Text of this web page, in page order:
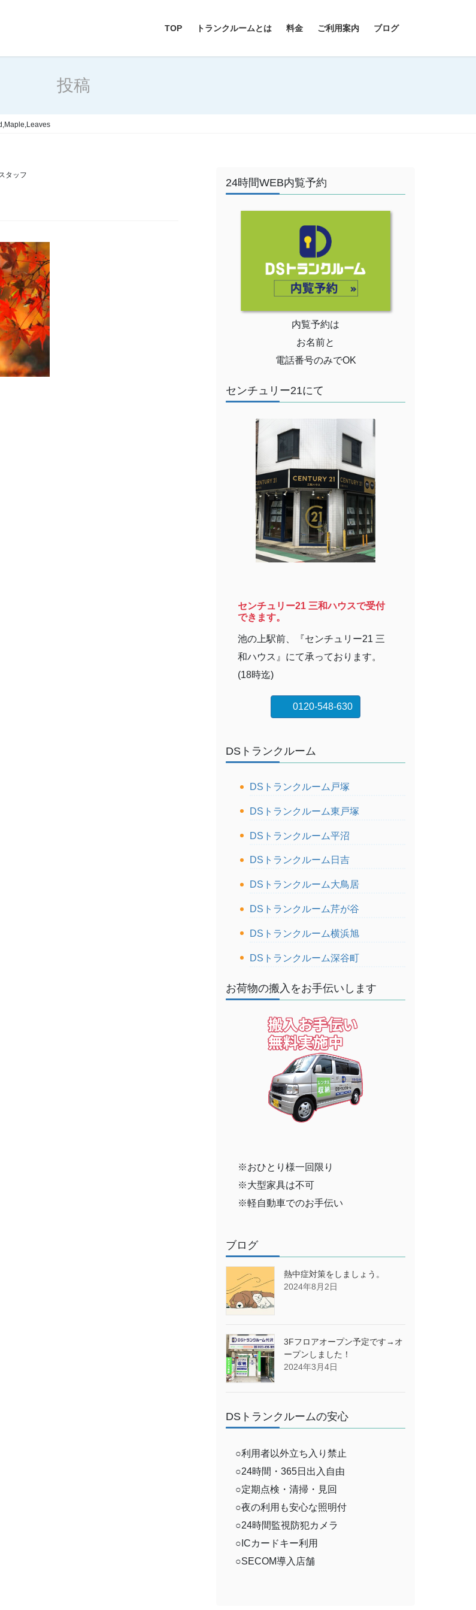
TOP トランクルームとは 料金 ご利用案内 ブログ
投稿
タッフ
24時間WEB内覧予約
内覧予約は
お名前と
電話番号のみでOK
センチュリー21にて
センチュリー21 三和ハウスで受付
できます。
池の上駅前、『センチュリー21 三
和ハウス』にて承っております。
(18時迄)
0120-548-630
DSトランクルーム
DSトランクルーム戸塚
DSトランクルーム東戸塚
DSトランクルーム平沼
DSトランクルーム日吉
DSトランクルーム大鳥居
DSトランクルーム芹が谷
DSトランクルーム横浜旭
DSトランクルーム深谷町
お荷物の搬入をお手伝いします
※おひとり様一回限り
※大型家具は不可
※軽自動車でのお手伝い
ブログ
熱中症対策をしましょう。
2024年8月2日
3Fフロアオープン予定です→オ
ープンしました！
2024年3月4日
DSトランクルームの安心
○利用者以外立ち入り禁止
○24時間・365日出入自由
○定期点検・清掃・見回
○夜の利用も安心な照明付
○24時間監視防犯カメラ
○ICカードキー利用
○SECOM導入店舗